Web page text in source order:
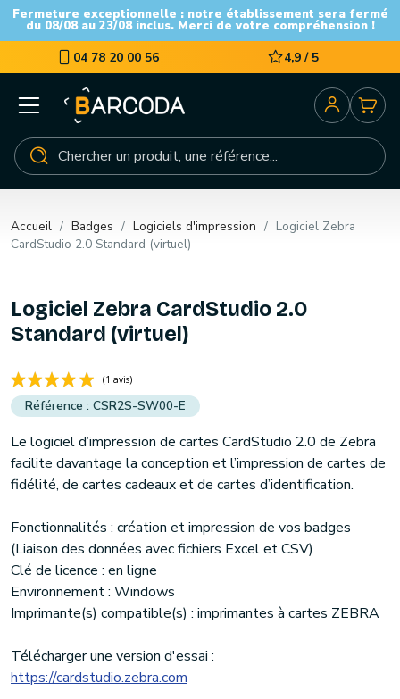
Fermeture exceptionnelle : notre établissement sera fermé
du 08/08 au 23/08 inclus. Merci de votre compréhension !
04 78 20 00 56 4,9 / 5
Accueil Badges Logiciels d'impression
Logiciel Zebra
CardStudio 2.0 Standard (virtuel)
Logiciel Zebra CardStudio 2.0
Standard (virtuel)
(1 avis)
CSR2S-SW00-E
Le logiciel d’impression de cartes CardStudio 2.0 de Zebra
facilite davantage la conception et l’impression de cartes de
fidélité, de cartes cadeaux et de cartes d’identification.
Fonctionnalités : création et impression de vos badges
(Liaison des données avec fichiers Excel et CSV)
Clé de licence : en ligne
Environnement : Windows
Imprimante(s) compatible(s) : imprimantes à cartes ZEBRA
Télécharger une version d'essai :
https://cardstudio.zebra.com